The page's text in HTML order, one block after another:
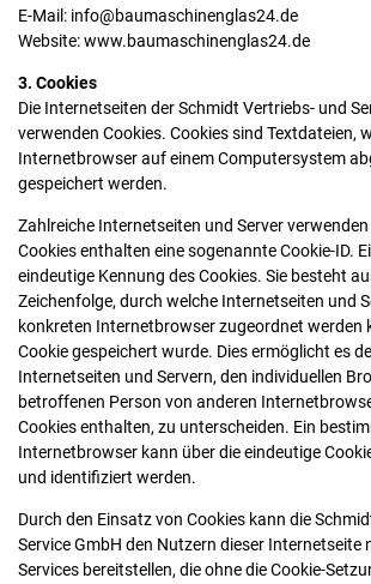
E-Mail: info@baumaschinenglas24.de
Website: www.baumaschinenglas24.de
3. Cookies
Die Internetseiten der Schmidt Vertriebs- und
verwenden Cookies. Cookies sind Textdateien,
Internetbrowser auf einem Computersystem
gespeichert werden.
Zahlreiche Internetseiten und Server verwenden
Cookies enthalten eine sogenannte Cookie-ID.
eindeutige Kennung des Cookies. Sie besteht
Zeichenfolge, durch welche Internetseiten und
konkreten Internetbrowser zugeordnet werden
Cookie gespeichert wurde. Dies ermöglicht es
Internetseiten und Servern, den individuellen
betroffenen Person von anderen
Cookies enthalten, zu unterscheiden. Ein
Internetbrowser kann über die eindeutige
und identifiziert werden.
Durch den Einsatz von Cookies kann die
Service GmbH den Nutzern dieser Internetseite
Services bereitstellen, die ohne die Cookie-